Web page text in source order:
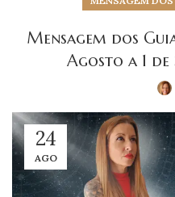
Mensagem dos
Agosto a 1
24
AGO